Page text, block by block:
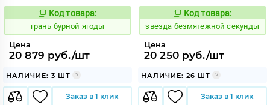
Код:
313499
Код товара:
грань бурной ягоды
Цена
20 879 руб./шт
НАЛИЧИЕ: 3 ШТ
Заказ в 1 клик
Код:
438087
Код товара:
звезда безмятежной секунды
Цена
20 250 руб./шт
НАЛИЧИЕ: 26 ШТ
Заказ в 1 клик